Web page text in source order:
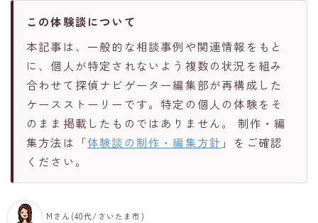
この体験談について
本記事は、一般的な相談事例や関連情報をもと
に、個人が特定されないよう複数の状況を組み
合わせて探偵ナビゲーター編集部が再構成した
ケースストーリーです。特定の個人の体験をそ
のまま掲載したものではありません。 制作・編
集方法は「体験談の制作・編集方針 」をご確認
ください。
Mさん(40代/さいたま市)